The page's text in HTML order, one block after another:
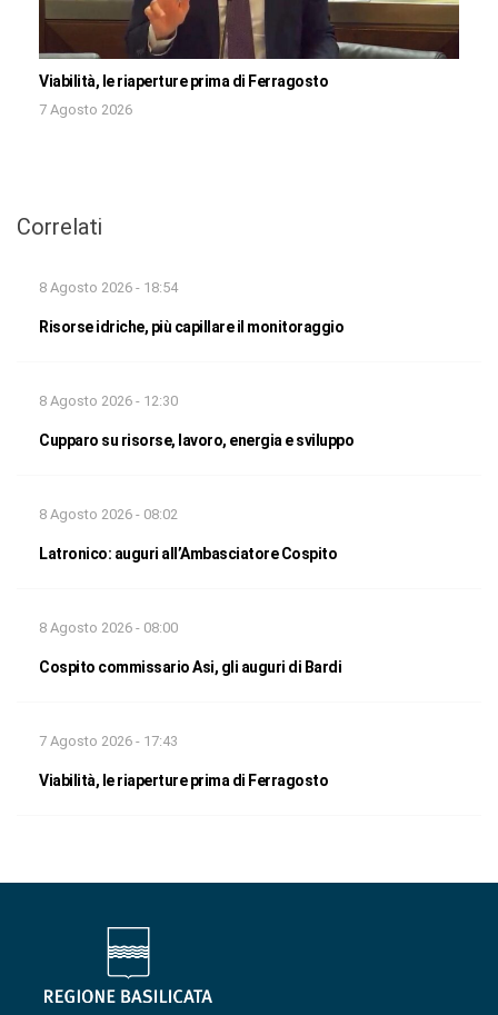
Viabilità, le riaperture prima di Ferragosto
7 Agosto 2026
Correlati
8 Agosto 2026 - 18:54
Risorse idriche, più capillare il monitoraggio
8 Agosto 2026 - 12:30
Cupparo su risorse, lavoro, energia e sviluppo
8 Agosto 2026 - 08:02
Latronico: auguri all’Ambasciatore Cospito
8 Agosto 2026 - 08:00
Cospito commissario Asi, gli auguri di Bardi
7 Agosto 2026 - 17:43
Viabilità, le riaperture prima di Ferragosto